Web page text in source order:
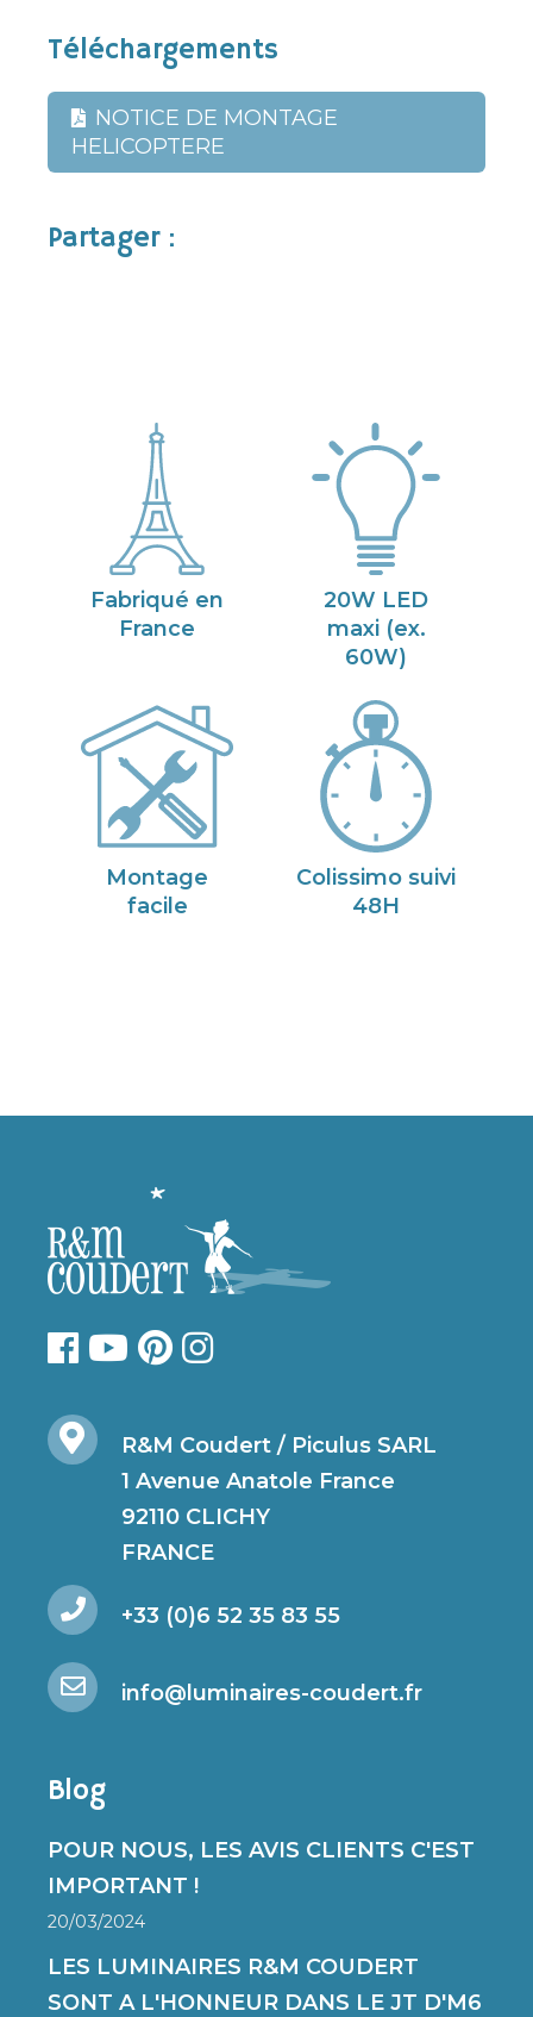
Téléchargements
NOTICE DE MONTAGE
HELICOPTERE
Partager :
Fabriqué en
France
20W LED
maxi (ex.
60W)
Montage
facile
Colissimo suivi
48H
R&M Coudert / Piculus SARL
1 Avenue Anatole France
92110 CLICHY
FRANCE
+33 (0)6 52 35 83 55
info@luminaires-coudert.fr
Blog
POUR NOUS, LES AVIS CLIENTS C'EST
IMPORTANT !
20/03/2024
LES LUMINAIRES R&M COUDERT
SONT A L'HONNEUR DANS LE JT D'M6